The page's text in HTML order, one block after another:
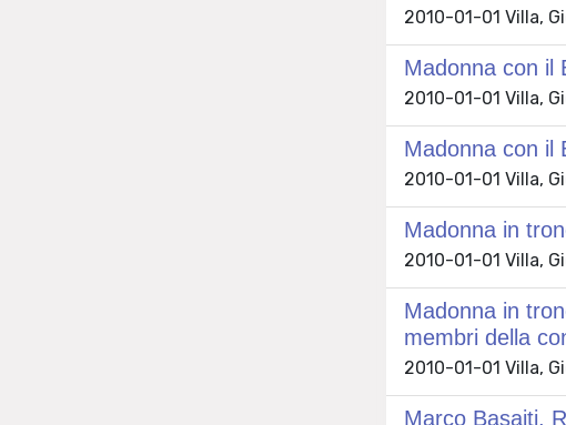
2010-01-01 Villa,
Madonna con il
2010-01-01 Villa,
Madonna con il
2010-01-01 Villa,
Madonna in
2010-01-01 Villa,
Madonna in
membri della
2010-01-01 Villa,
Marco Basaiti,